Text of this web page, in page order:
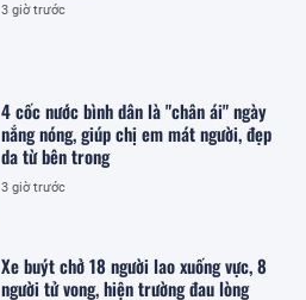
3 giờ trước
4 cốc nước bình dân là "chân ái" ngày
nắng nóng, giúp chị em mát người, đẹp
da từ bên trong
3 giờ trước
Xe buýt chở 18 người lao xuống vực, 8
người tử vong, hiện trường đau lòng